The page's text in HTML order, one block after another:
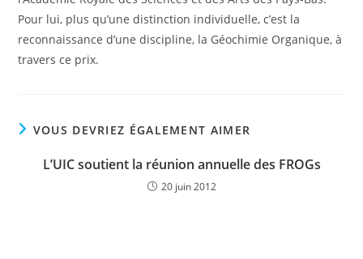
Pour lui, plus qu’une distinction individuelle, c’est la
reconnaissance d’une discipline, la Géochimie Organique, à
travers ce prix.
VOUS DEVRIEZ ÉGALEMENT AIMER
L’UIC soutient la réunion annuelle des FROGs
20 juin 2012